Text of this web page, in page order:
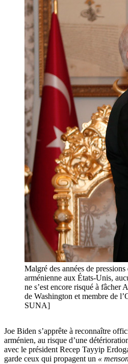
Malgré des années de
arménienne aux États-Unis,
ne s’est encore risqué à fâcher
de Washington et membre de
SUNA]
Joe Biden s’apprête à reconnaître
arménien, au risque d’une
avec le président Recep Tayyip
garde ceux qui propagent un «